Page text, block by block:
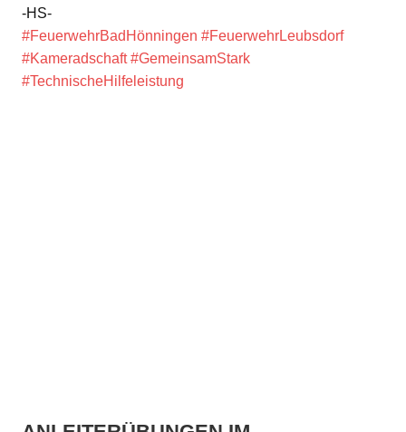
-HS-
#FeuerwehrBadHönningen #FeuerwehrLeubsdorf
#Kameradschaft #GemeinsamStark
#TechnischeHilfeleistung